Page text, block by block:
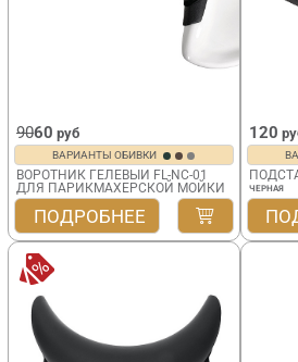
9060 руб
ВАРИАНТЫ ОБИВКИ
ВОРОТНИК ГЕЛЕВЫЙ FL-NC-01
ДЛЯ ПАРИКМАХЕРСКОЙ МОЙКИ
ПОДРОБНЕЕ
120
ЧЕРНАЯ